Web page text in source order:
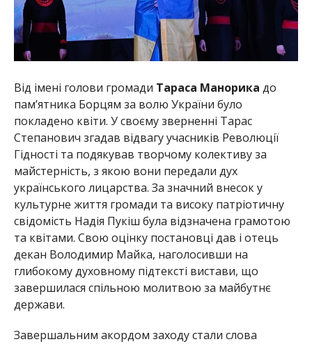
Від імені голови громади Тараса Манорика до
пам’ятника Борцям за волю України було
покладено квіти. У своєму зверненні Тарас
Степанович згадав відвагу учасників Революції
Гідності та подякував творчому колективу за
майстерність, з якою вони передали дух
українського лицарства. За значний внесок у
культурне життя громади та високу патріотичну
свідомість Надія Пукіш була відзначена грамотою
та квітами. Свою оцінку постановці дав і отець
декан Володимир Майка, наголосивши на
глибокому духовному підтексті вистави, що
завершилася спільною молитвою за майбутнє
держави.
Завершальним акордом заходу стали слова